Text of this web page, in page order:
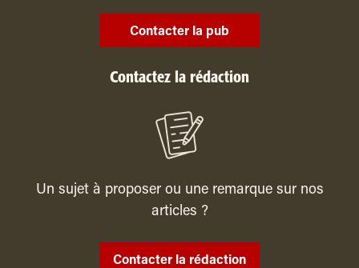
Contacter la pub
Contactez la rédaction
Un sujet à proposer ou une remarque sur nos
articles ?
Contacter la rédaction